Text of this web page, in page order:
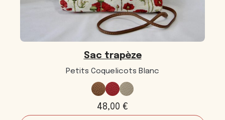
Sac trapèze
Petits Coquelicots Blanc
48,00 €